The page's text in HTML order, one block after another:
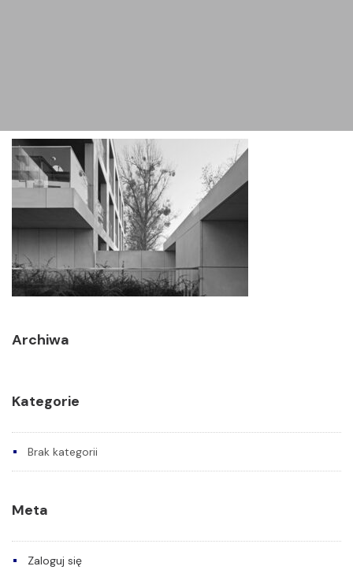
Archiwa
Kategorie
Brak kategorii
Meta
Zaloguj się